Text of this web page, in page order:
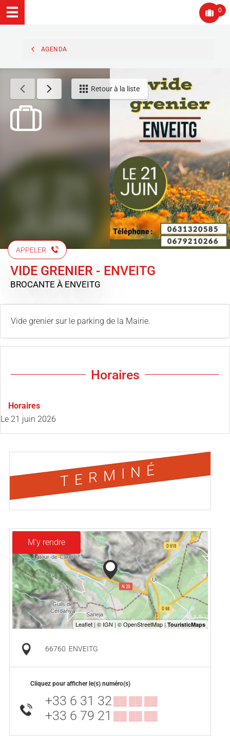
0
AGENDA
Retour à la liste
APPELER
VIDE GRENIER - ENVEITG
BROCANTE À ENVEITG
Vide grenier sur le parking de la Mairie.
Horaires
Horaires
Le 21 juin 2026
TERMINÉ
M'y rendre
66760 ENVEITG
Cliquez pour afficher le(s) numéro(s)
+33 6 31 32▒▒ ▒▒ ▒▒
+33 6 79 21 ▒▒ ▒▒ ▒▒